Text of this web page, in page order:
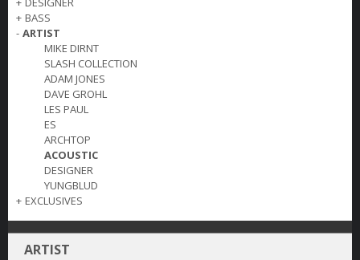
+ BASS
- ARTIST
MIKE DIRNT
SLASH COLLECTION
ADAM JONES
DAVE GROHL
LES PAUL
ES
ARCHTOP
ACOUSTIC
DESIGNER
YUNGBLUD
+ EXCLUSIVES
ARTIST